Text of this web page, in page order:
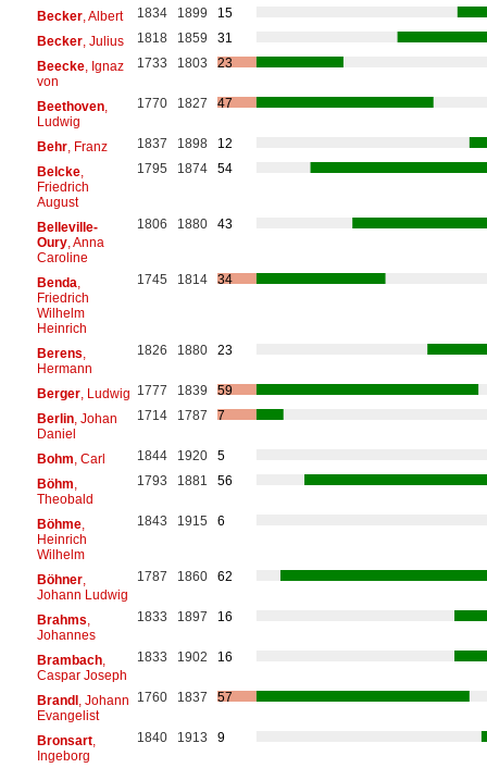
Becker, Albert 1834 1899
15
Becker, Julius 1818 1859
31
Beecke, Ignaz
von
1733 1803 23
Beethoven,
Ludwig
1770 1827 47
Behr, Franz 1837 1898
12
Belcke,
Friedrich
August
1795 1874 54
Belleville-
Oury, Anna
Caroline
1806 1880 43
Benda
Friedrich
Wilhelm
Heinrich
1745 1814 34
Berens
Hermann
1826 1880 23
Berger, Ludwig 1777 1839
59
Berlin, Johan
Daniel
1714 1787 7
Bohm , Carl 1844 1920
5
Böhm
Theobald
1793 1881 56
Böhme,
Heinrich
Wilhelm
1843 1915 6
Böhner,
Johann Ludwig
1787 1860 62
Brahms
Johannes
1833 1897 16
Brambach,
Caspar Joseph
1833 1902 16
Brandl, Johann
Evangelist
1760 1837 57
Bronsart,
Ingeborg
1840 1913 9